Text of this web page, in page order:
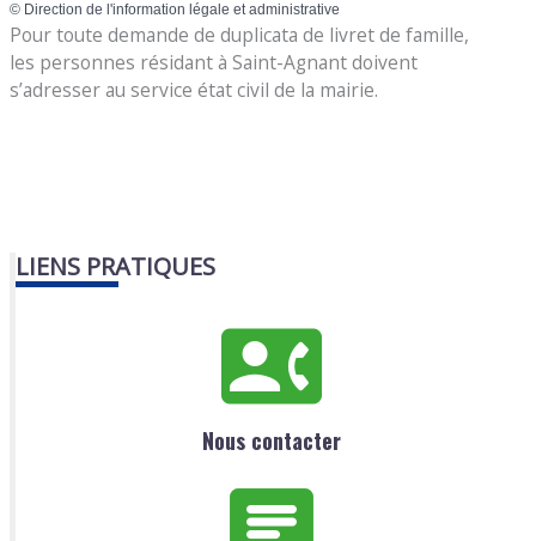
© Direction de l'information légale et administrative
Pour toute demande de duplicata de livret de famille,
les personnes résidant à Saint-Agnant doivent
s’adresser au service état civil de la mairie.
LIENS PRATIQUES
Nous contacter